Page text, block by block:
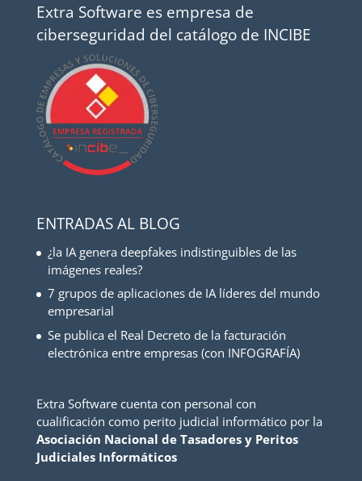
Extra Software es empresa de
ciberseguridad del catálogo de INCIBE
ENTRADAS AL BLOG
¿la IA genera deepfakes indistinguibles de las
imágenes reales?
7 grupos de aplicaciones de IA líderes del mundo
empresarial
Se publica el Real Decreto de la facturación
electrónica entre empresas (con INFOGRAFÍA)
Extra Software cuenta con personal con
cualificación como perito judicial informático por la
Asociación Nacional de Tasadores y Peritos
Judiciales Informáticos